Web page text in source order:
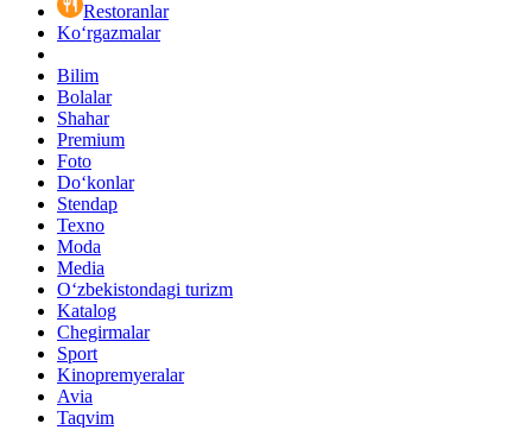
Restoranlar
Ko‘rgazmalar
Bilim
Bolalar
Shahar
Premium
Foto
Do‘konlar
Stendap
Texno
Moda
Media
O‘zbekistondagi turizm
Katalog
Chegirmalar
Sport
Kinopremyeralar
Avia
Taqvim